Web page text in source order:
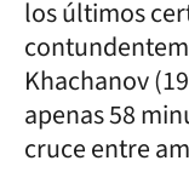
los últimos
Khachanov
apenas 58
cruce entre